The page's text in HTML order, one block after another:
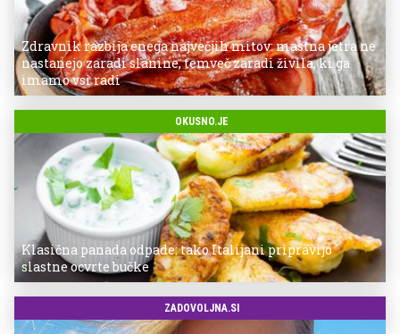
Zdravnik razbija enega največjih mitov: mastna jetra ne
nastanejo zaradi slanine, temveč zaradi živila, ki ga
imamo vsi radi
OKUSNO.JE
Klasična panada odpade: tako Italijani pripravijo
slastne ocvrte bučke
ZADOVOLJNA.SI